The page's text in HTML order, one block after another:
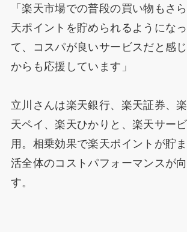
「楽天市場での普段の買い物もさ
天ポイントを貯められるようにな
て、コスパが良いサービスだと感
からも応援しています」
立川さんは楽天銀行、楽天証券、
天ペイ、楽天ひかりと、楽天サー
用。相乗効果で楽天ポイントが貯
活全体のコストパフォーマンスが
す。